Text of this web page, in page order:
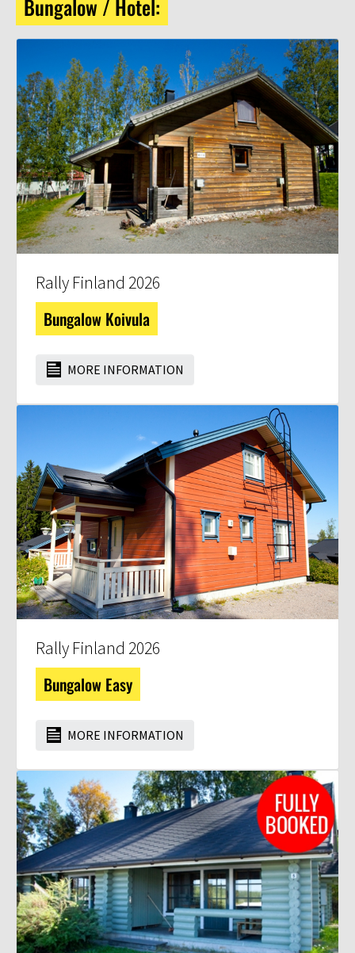
Bungalow / Hotel:
Rally Finland 2026
Bungalow Koivula
MORE INFORMATION
Rally Finland 2026
Bungalow Easy
MORE INFORMATION